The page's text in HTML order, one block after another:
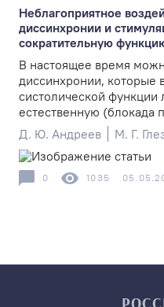
Неблагоприятное
диссинхронии и
сократительную
В настоящее время
диссинхронии, которые
систолической
естественную (блокада
Д. Ю. Андреев
М. Г.
0 1035